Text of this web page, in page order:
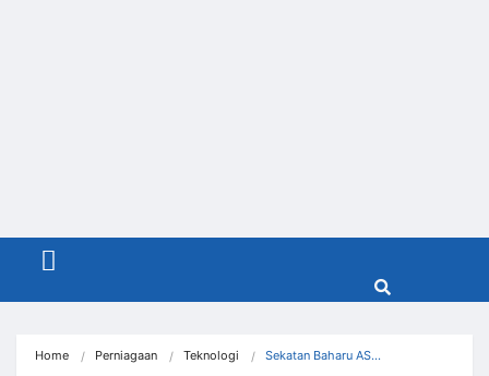
Menu
Home Perniagaan Teknologi Sekatan Baharu AS…